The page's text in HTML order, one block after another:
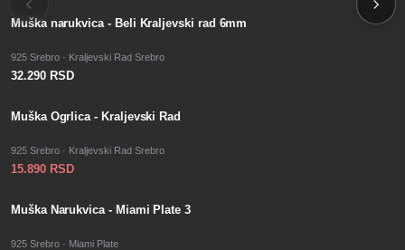
Muška narukvica - Beli Kraljevski rad 6mm
925 Srebro · Kraljevski Rad Srebro
32.290 RSD
SALE
Muška Ogrlica - Kraljevski Rad
925 Srebro · Kraljevski Rad Srebro
15.890 RSD
−22%
SALE
Muška Narukvica - Miami Plate 3
925 Srebro · Miami Plate